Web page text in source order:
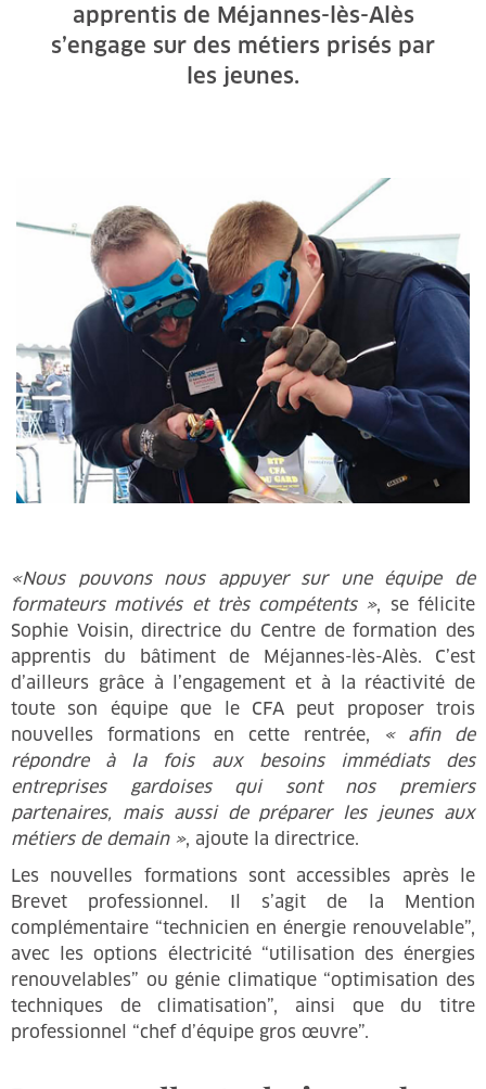
apprentis de Méjannes-lès-Alès
s’engage sur des métiers prisés par
les jeunes.
«Nous pouvons nous appuyer sur une équipe de
formateurs motivés et très compétents », se félicite
Sophie Voisin, directrice du Centre de formation des
apprentis du bâtiment de Méjannes-lès-Alès. C’est
d’ailleurs grâce à l’engagement et à la réactivité de
toute son équipe que le CFA peut proposer trois
nouvelles formations en cette rentrée,
« afin de
répondre à la fois aux besoins immédiats des
entreprises gardoises qui sont nos premiers
partenaires, mais aussi de préparer les jeunes aux
métiers de demain », ajoute la directrice.
Les nouvelles formations sont accessibles après le
Brevet professionnel. Il s’agit de la Mention
complémentaire “technicien en énergie renouvelable”,
avec les options électricité “utilisation des énergies
renouvelables” ou génie climatique “optimisation des
techniques de climatisation”, ainsi que du titre
professionnel “chef d’équipe gros œuvre”.